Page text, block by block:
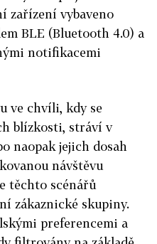
zařízení vybaveno
BLE (Bluetooth 4.0) a
notifikacemi
ve chvíli, kdy se
blízkosti, stráví v
naopak jejich dosah
návštěvu
těchto scénářů
zákaznické skupiny.
preferencemi a